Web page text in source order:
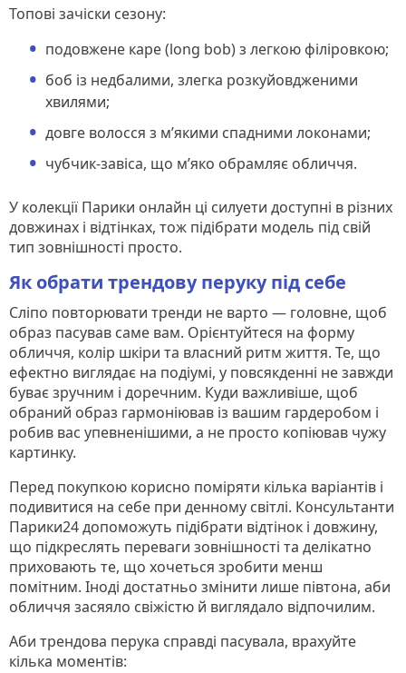
Топові зачіски сезону:
подовжене каре (long bob) з легкою філіровкою;
боб із недбалими, злегка розкуйовдженими
хвилями;
довге волосся з м’якими спадними локонами;
чубчик-завіса, що м’яко обрамляє обличчя.
У колекції Парики онлайн ці силуети доступні в різних
довжинах і відтінках, тож підібрати модель під свій
тип зовнішності просто.
Як обрати трендову перуку під себе
Сліпо повторювати тренди не варто — головне, щоб
образ пасував саме вам. Орієнтуйтеся на форму
обличчя, колір шкіри та власний ритм життя. Те, що
ефектно виглядає на подіумі, у повсякденні не завжди
буває зручним і доречним. Куди важливіше, щоб
обраний образ гармоніював із вашим гардеробом і
робив вас упевненішими, а не просто копіював чужу
картинку.
Перед покупкою корисно поміряти кілька варіантів і
подивитися на себе при денному світлі. Консультанти
Парики24 допоможуть підібрати відтінок і довжину,
що підкреслять переваги зовнішності та делікатно
приховають те, що хочеться зробити менш
помітним. Іноді достатньо змінити лише півтона, аби
обличчя засяяло свіжістю й виглядало відпочилим.
Аби трендова перука справді пасувала, врахуйте
кілька моментів: